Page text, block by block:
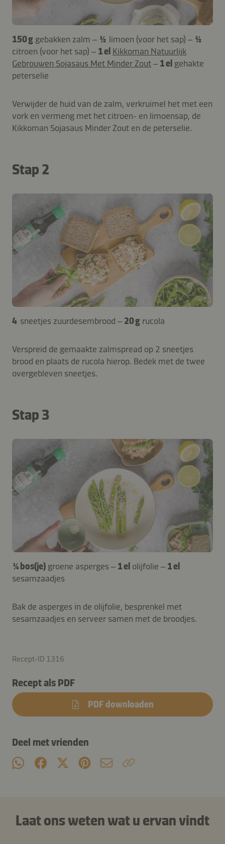
150 ggebakken zalm – ½ limoen (voor het sap) – ½
citroen (voor het sap) – 1 el Kikkoman Natuurlijk
Gebrouwen Sojasaus Met Minder Zout– 1 elgehakte
peterselie
Verwijder de huid van de zalm, verkruimel het met een
vork en vermeng met het citroen- en limoensap, de
Kikkoman Sojasaus Minder Zout en de peterselie.
Stap 2
4 sneetjes zuurdesembrood – 20 g rucola
Verspreid de gemaakte zalmspread op 2 sneetjes
brood en plaats de rucola hierop. Bedek met de twee
overgebleven sneetjes.
Stap 3
¼ bos(je) groene asperges – 1 el olijfolie – 1 el
sesamzaadjes
Bak de asperges in de olijfolie, besprenkel met
sesamzaadjes en serveer samen met de broodjes.
Recept-ID 1316
Recept als PDF
PDF downloaden
Deel met vrienden
Laat ons weten wat u ervan vindt